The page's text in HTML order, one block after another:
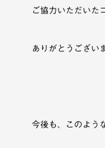
ご協力いただいた
ありがとうござい
今後も、このよう